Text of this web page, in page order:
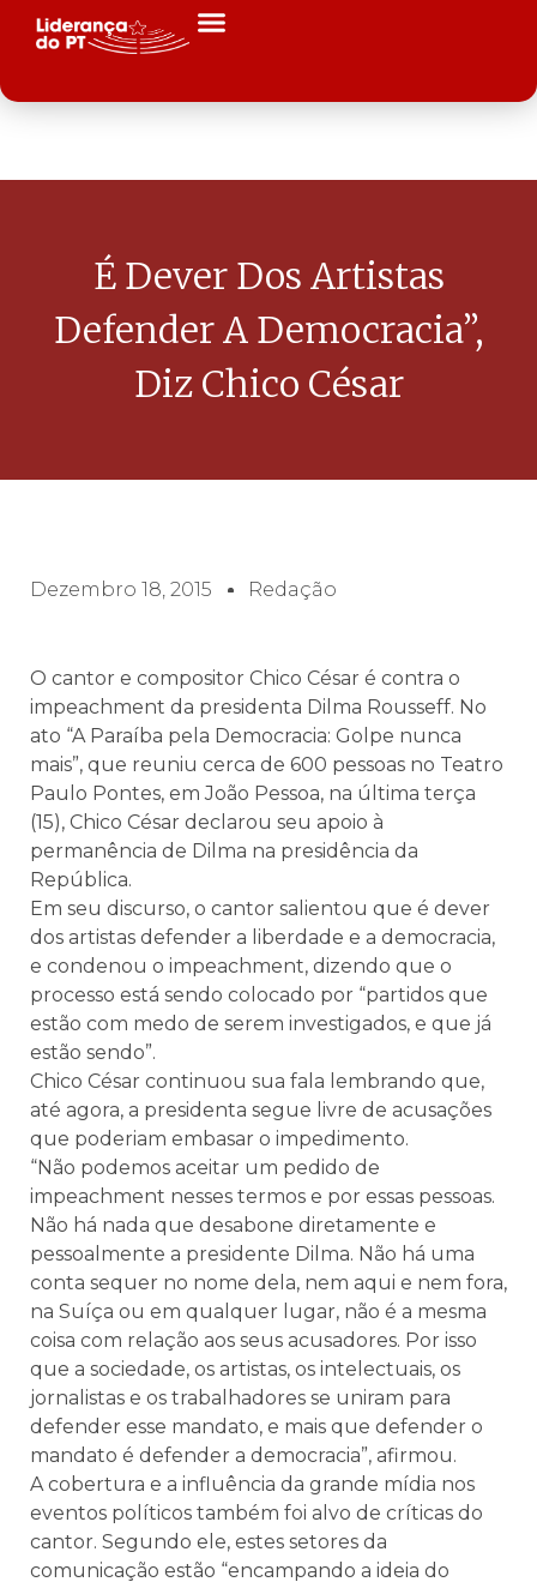
É Dever Dos Artistas
Defender A Democracia”,
Diz Chico César
Dezembro 18, 2015 Redação
O cantor e compositor Chico César é contra o
impeachment da presidenta Dilma Rousseff. No
ato “A Paraíba pela Democracia: Golpe nunca
mais”, que reuniu cerca de 600 pessoas no Teatro
Paulo Pontes, em João Pessoa, na última terça
(15), Chico César declarou seu apoio à
permanência de Dilma na presidência da
República.
Em seu discurso, o cantor salientou que é dever
dos artistas defender a liberdade e a democracia,
e condenou o impeachment, dizendo que o
processo está sendo colocado por “partidos que
estão com medo de serem investigados, e que já
estão sendo”.
Chico César continuou sua fala lembrando que,
até agora, a presidenta segue livre de acusações
que poderiam embasar o impedimento.
“Não podemos aceitar um pedido de
impeachment nesses termos e por essas pessoas.
Não há nada que desabone diretamente e
pessoalmente a presidente Dilma. Não há uma
conta sequer no nome dela, nem aqui e nem fora,
na Suíça ou em qualquer lugar, não é a mesma
coisa com relação aos seus acusadores. Por isso
que a sociedade, os artistas, os intelectuais, os
jornalistas e os trabalhadores se uniram para
defender esse mandato, e mais que defender o
mandato é defender a democracia”, afirmou.
A cobertura e a influência da grande mídia nos
eventos políticos também foi alvo de críticas do
cantor. Segundo ele, estes setores da
comunicação estão “encampando a ideia do